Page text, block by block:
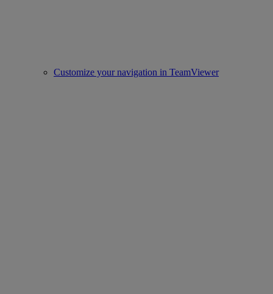
Customize your navigation in TeamViewer